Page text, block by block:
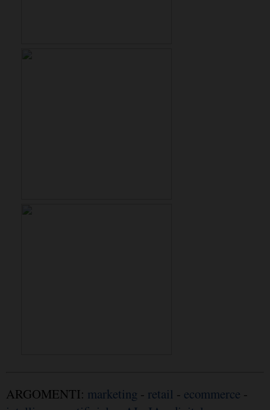
ARGOMENTI: marketing - retail - ecommerce -